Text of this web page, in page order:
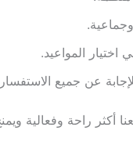
اختيار المواعيد.
عن جميع
أكثر راحة وفعالية